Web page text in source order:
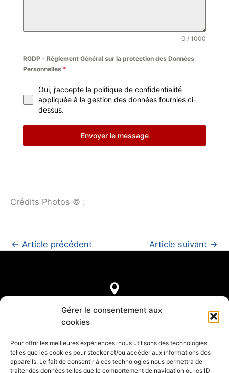
Gérer le consentement aux
cookies
Pour offrir les meilleures expériences, nous utilisons des technologies
telles que les cookies pour stocker et/ou accéder aux informations des
appareils. Le fait de consentir à ces technologies nous permettra de
traiter des données telles que le comportement de navigation ou les ID
0 / 1000
RGDP - Règlement Général sur la protection des Données
Personnelles *
Oui, j’accepte la politique de confidentialité
appliquée à la gestion des données fournies ci-
dessus.
Envoyer le message
Crédits Photos © :
← Article précédent Article suivant →
7, rue de Castellane
Mentions légales